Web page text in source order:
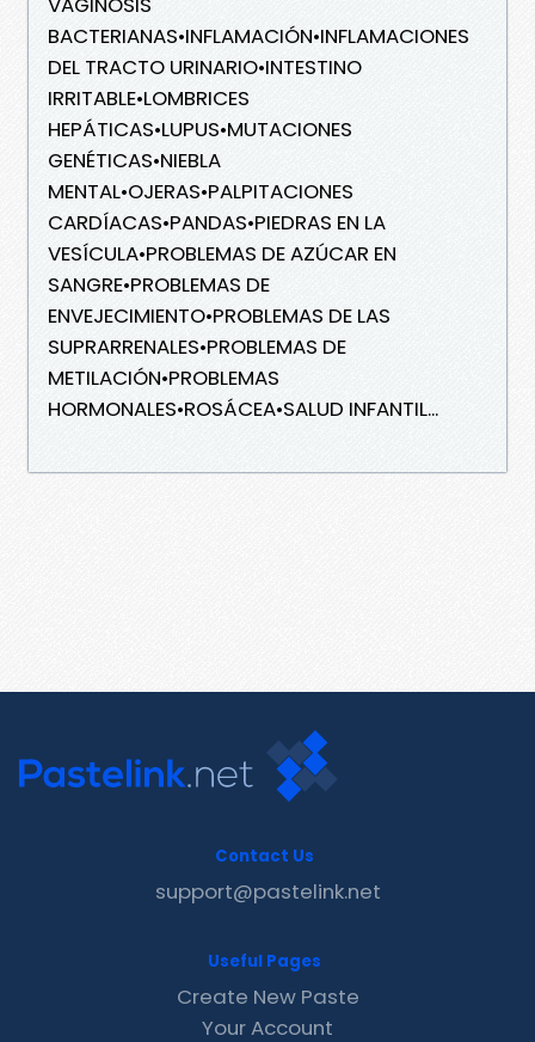
BACTERIANAS•INFLAMACIÓN•INFLAMACIONES
DEL TRACTO URINARIO•INTESTINO
IRRITABLE•LOMBRICES
HEPÁTICAS•LUPUS•MUTACIONES
GENÉTICAS•NIEBLA
MENTAL•OJERAS•PALPITACIONES
CARDÍACAS•PANDAS•PIEDRAS EN LA
VESÍCULA•PROBLEMAS DE AZÚCAR EN
SANGRE•PROBLEMAS DE
ENVEJECIMIENTO•PROBLEMAS DE LAS
SUPRARRENALES•PROBLEMAS DE
METILACIÓN•PROBLEMAS
HORMONALES•ROSÁCEA•SALUD INFANTIL...
Contact Us
support@pastelink.net
Useful Pages
Create New Paste
Your Account